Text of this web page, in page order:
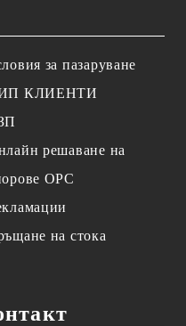
за пазаруване
КЛИЕНТИ
решаване на
OPC
на стока